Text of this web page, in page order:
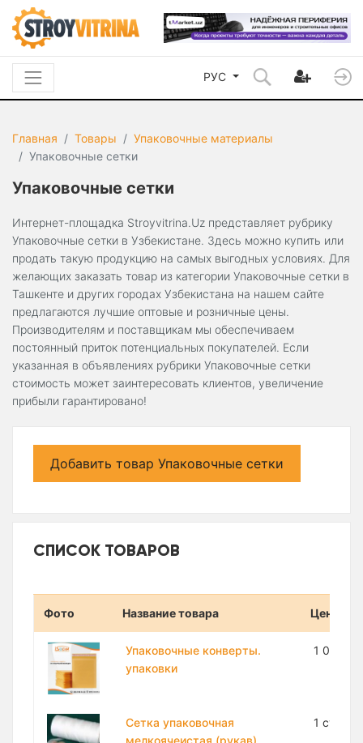
РУС
Главная Товары
Упаковочные материалы
Упаковочные сетки
Упаковочные сетки
Интернет-площадка Stroyvitrina.Uz представляет рубрику
Упаковочные сетки в Узбекистане. Здесь можно купить или
продать такую продукцию на самых выгодных условиях. Для
желающих заказать товар из категории Упаковочные сетки в
Ташкенте и других городах Узбекистана на нашем сайте
предлагаются лучшие оптовые и розничные цены.
Производителям и поставщикам мы обеспечиваем
постоянный приток потенциальных покупателей. Если
указанная в объявлениях рубрики Упаковочные сетки
стоимость может заинтересовать клиентов, увеличение
прибыли гарантировано!
Добавить товар Упаковочные сетки
СПИСОК ТОВАРОВ
Фото Название товара Цена
Упаковочные конверты.
упаковки
1 000
Сетка упаковочная
1 сум